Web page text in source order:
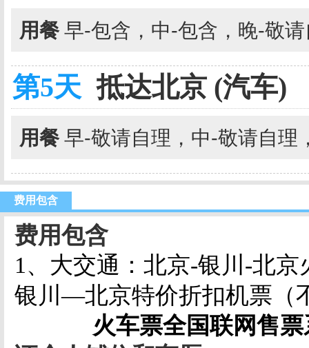
用餐 早-包含，中-包含，晚-敬
第5天 抵达北京 (汽车)
用餐 早-敬请自理，中-敬请自理
费用包含
费用包含
1、大交通：北京-银川-北
银川—北京特价折扣机票（
火车票全国联网售